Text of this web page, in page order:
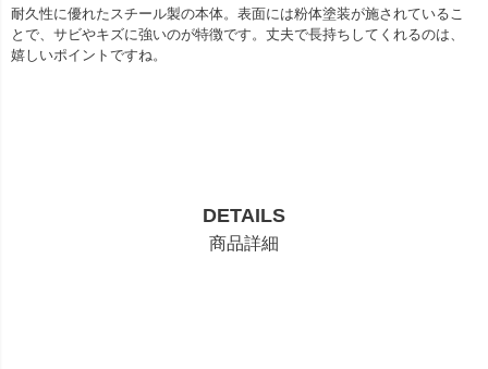
耐久性に優れたスチール製の本体。表面には粉体塗装が施されているこ
とで、サビやキズに強いのが特徴です。丈夫で長持ちしてくれるのは、
嬉しいポイントですね。
DETAILS
商品詳細